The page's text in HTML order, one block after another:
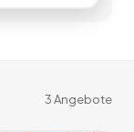
3Angebote